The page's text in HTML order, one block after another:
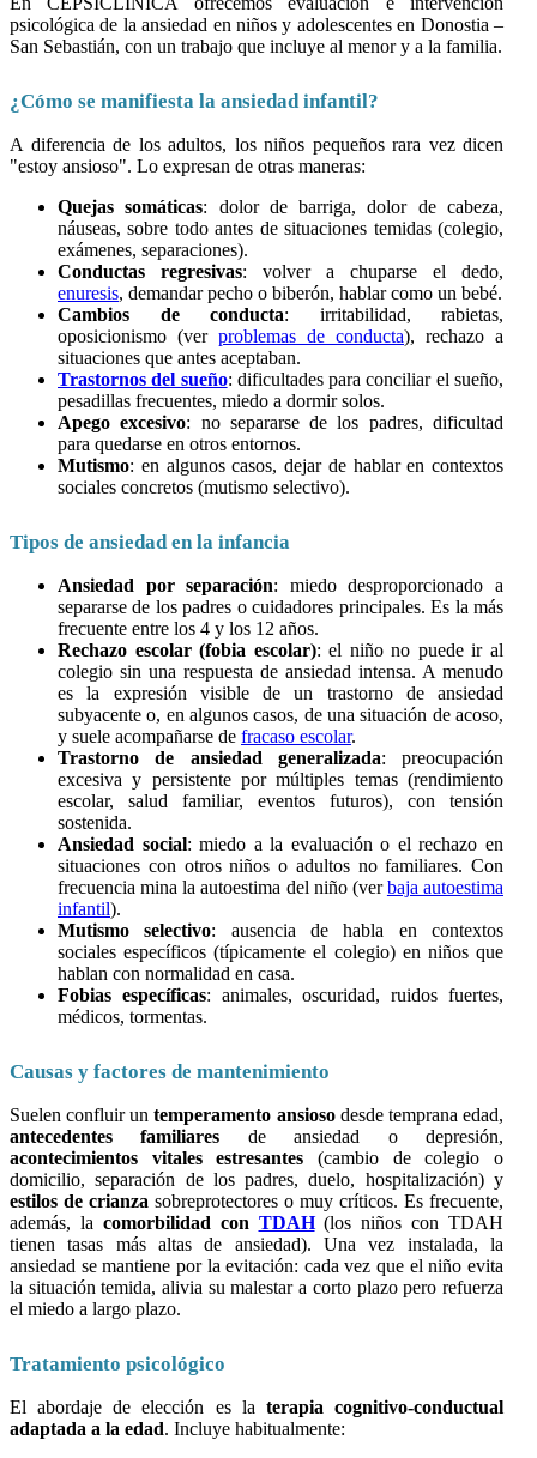
psicológica de la ansiedad en niños y adolescentes en Donostia –
San Sebastián, con un trabajo que incluye al menor y a la familia.
¿Cómo se manifiesta la ansiedad infantil?
A diferencia de los adultos, los niños pequeños rara vez dicen
"estoy ansioso". Lo expresan de otras maneras:
Quejas somáticas: dolor de barriga, dolor de cabeza,
náuseas, sobre todo antes de situaciones temidas (colegio,
exámenes, separaciones).
Conductas regresivas: volver a chuparse el dedo,
enuresis, demandar pecho o biberón, hablar como un bebé.
Cambios de conducta: irritabilidad, rabietas,
oposicionismo (ver problemas de conducta), rechazo a
situaciones que antes aceptaban.
Trastornos del sueño: dificultades para conciliar el sueño,
pesadillas frecuentes, miedo a dormir solos.
Apego excesivo: no separarse de los padres, dificultad
para quedarse en otros entornos.
Mutismo: en algunos casos, dejar de hablar en contextos
sociales concretos (mutismo selectivo).
Tipos de ansiedad en la infancia
Ansiedad por separación: miedo desproporcionado a
separarse de los padres o cuidadores principales. Es la más
frecuente entre los 4 y los 12 años.
Rechazo escolar (fobia escolar): el niño no puede ir al
colegio sin una respuesta de ansiedad intensa. A menudo
es la expresión visible de un trastorno de ansiedad
subyacente o, en algunos casos, de una situación de acoso,
y suele acompañarse de fracaso escolar.
Trastorno de ansiedad generalizada: preocupación
excesiva y persistente por múltiples temas (rendimiento
escolar, salud familiar, eventos futuros), con tensión
sostenida.
Ansiedad social: miedo a la evaluación o el rechazo en
situaciones con otros niños o adultos no familiares. Con
frecuencia mina la autoestima del niño (verbaja autoestima
infantil).
Mutismo selectivo: ausencia de habla en contextos
sociales específicos (típicamente el colegio) en niños que
hablan con normalidad en casa.
Fobias específicas: animales, oscuridad, ruidos fuertes,
médicos, tormentas.
Causas y factores de mantenimiento
Suelen confluir untemperamento ansiosodesde temprana edad,
antecedentes familiares de ansiedad o depresión,
acontecimientos vitales estresantes (cambio de colegio o
domicilio, separación de los padres, duelo, hospitalización) y
estilos de crianza sobreprotectores o muy críticos. Es frecuente,
además, la comorbilidad con TDAH(los niños con TDAH
tienen tasas más altas de ansiedad). Una vez instalada, la
ansiedad se mantiene por la evitación: cada vez que el niño evita
la situación temida, alivia su malestar a corto plazo pero refuerza
el miedo a largo plazo.
Tratamiento psicológico
El abordaje de elección es la terapia cognitivo-conductual
adaptada a la edad. Incluye habitualmente: